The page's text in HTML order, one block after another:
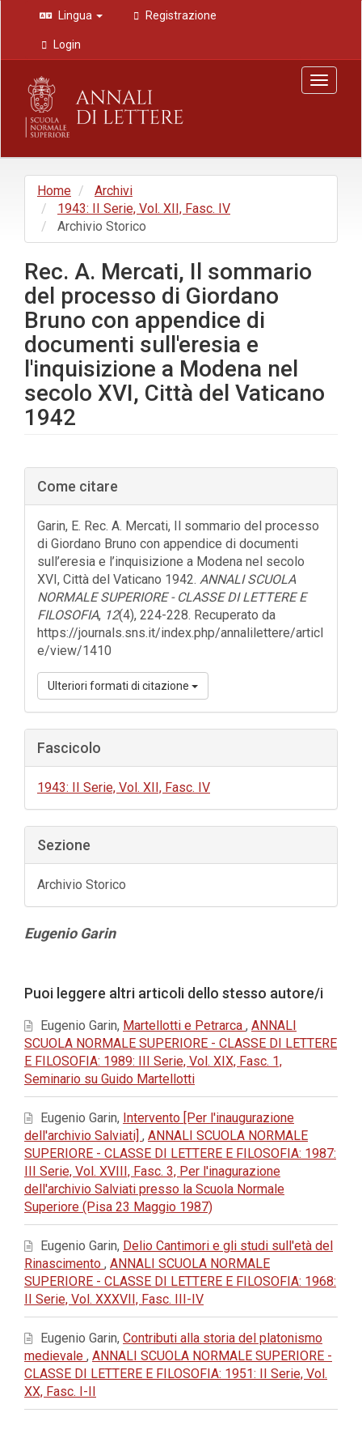
Navigazione
principale
Contenuto
principale
Barra
laterale
Lingua Registrazione
Login
Toggle
Home
Archivi
1943: II Serie, Vol. XII, Fasc. IV
Archivio Storico
Rec. A. Mercati, Il sommario
del processo di Giordano
Bruno con appendice di
documenti sull'eresia e
l'inquisizione a Modena nel
secolo XVI, Città del Vaticano
1942
Barra
laterale
dell'articolo
Come citare
Garin, E. Rec. A. Mercati, Il sommario del processo
di Giordano Bruno con appendice di documenti
sull’eresia e l’inquisizione a Modena nel secolo
XVI, Città del Vaticano 1942. ANNALI SCUOLA
NORMALE SUPERIORE - CLASSE DI LETTERE E
FILOSOFIA, 12(4), 224-228. Recuperato da
https://journals.sns.it/index.php/annalilettere/articl
e/view/1410
Ulteriori formati di citazione
Fascicolo
1943: II Serie, Vol. XII, Fasc. IV
Sezione
Archivio Storico
Contenuto
Eugenio Garin
dell'articolo
Puoi leggere altri articoli dello stesso autore/i
Eugenio Garin, Martellotti e Petrarca , ANNALI
SCUOLA NORMALE SUPERIORE - CLASSE DI LETTERE
E FILOSOFIA: 1989: III Serie, Vol. XIX, Fasc. 1,
Seminario su Guido Martellotti
Eugenio Garin, Intervento [Per l'inaugurazione
dell'archivio Salviati] , ANNALI SCUOLA NORMALE
SUPERIORE - CLASSE DI LETTERE E FILOSOFIA: 1987:
III Serie, Vol. XVIII, Fasc. 3, Per l'inagurazione
dell'archivio Salviati presso la Scuola Normale
Superiore (Pisa 23 Maggio 1987)
Eugenio Garin, Delio Cantimori e gli studi sull'età del
Rinascimento , ANNALI SCUOLA NORMALE
SUPERIORE - CLASSE DI LETTERE E FILOSOFIA: 1968:
II Serie, Vol. XXXVII, Fasc. III-IV
Eugenio Garin, Contributi alla storia del platonismo
medievale , ANNALI SCUOLA NORMALE SUPERIORE -
CLASSE DI LETTERE E FILOSOFIA: 1951: II Serie, Vol.
XX, Fasc. I-II